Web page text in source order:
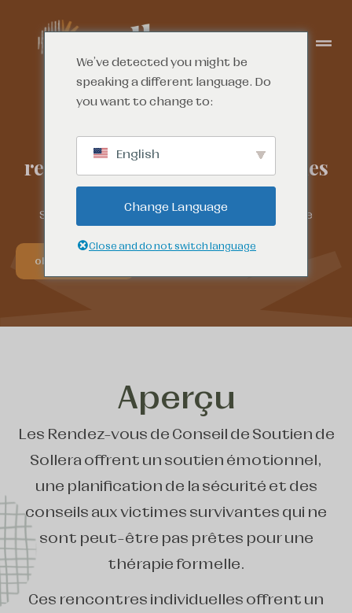
rendez-vous pour la défense des
intérêts
Soutien à court terme lorsque vous avez besoin de
obtenir de l'aide
Aperçu
Les Rendez-vous de Conseil de Soutien de
Sollera offrent un soutien émotionnel,
une planification de la sécurité et des
conseils aux victimes survivantes qui ne
sont peut-être pas prêtes pour une
thérapie formelle.
Ces rencontres individuelles offrent un
We've detected you might be
speaking a different language. Do
you want to change to:
English
Change Language
Close and do not switch language